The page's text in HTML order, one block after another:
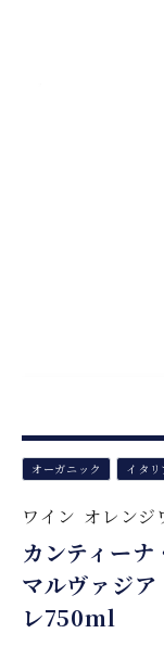
オーガニック イタリ
ワイン オレンジ
カンティー
マルヴァジ
レ750ml